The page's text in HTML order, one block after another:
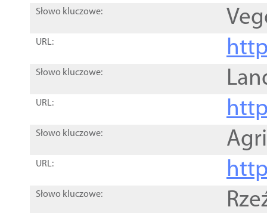
Słowo kluczowe:
URL:
Słowo kluczowe:
URL:
Słowo kluczowe:
URL:
Słowo kluczowe: